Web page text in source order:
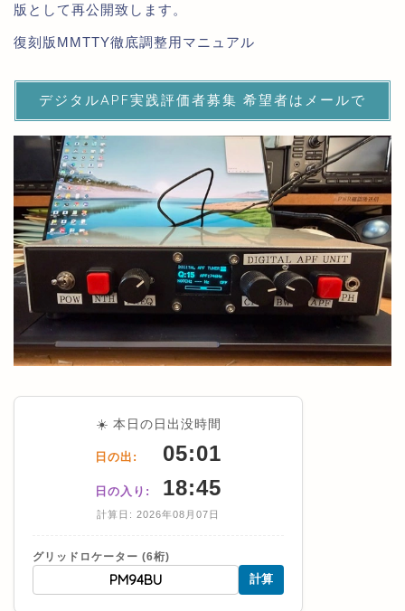
版として再公開致します。
復刻版MMTTY徹底調整用マニュアル
デジタルAPF実践評価者募集 希望者はメールで
☀️ 本日の日出没時間
日の出: 05:01
日の入り: 18:45
計算日: 2026年08月07日
グリッドロケーター (6桁)
計算